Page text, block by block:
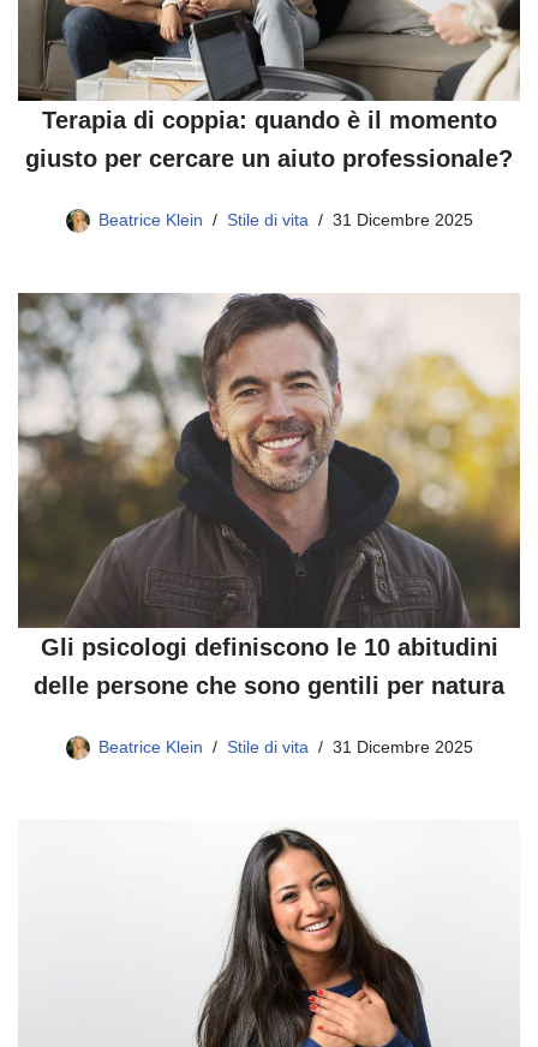
Terapia di coppia: quando è il momento
giusto per cercare un aiuto professionale?
Beatrice Klein Stile di vita 31 Dicembre 2025
Gli psicologi definiscono le 10 abitudini
delle persone che sono gentili per natura
Beatrice Klein Stile di vita 31 Dicembre 2025